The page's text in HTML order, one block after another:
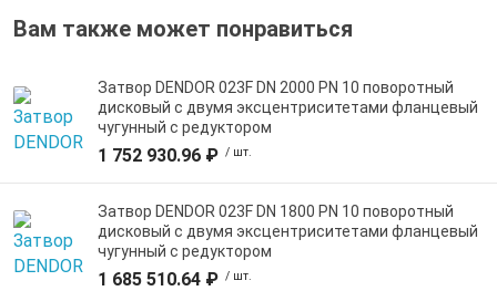
Вам также может понравиться
Затвор DENDOR 023F DN 2000 PN 10 поворотный
дисковый c двумя эксцентриситетами фланцевый
чугунный с редуктором
1 752 930.96 ₽ / шт.
Затвор DENDOR 023F DN 1800 PN 10 поворотный
дисковый c двумя эксцентриситетами фланцевый
чугунный с редуктором
1 685 510.64 ₽ / шт.